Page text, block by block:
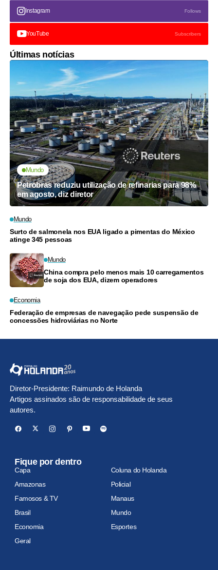
Instagram Follows
YouTube Subscribers
Últimas notícias
Mundo
Petrobras reduziu utilização de refinarias para 98%
em agosto, diz diretor
Mundo
Surto de salmonela nos EUA ligado a pimentas do México
atinge 345 pessoas
Mundo
China compra pelo menos mais 10 carregamentos
de soja dos EUA, dizem operadores
Economia
Federação de empresas de navegação pede suspensão de
concessões hidroviárias no Norte
Diretor-Presidente: Raimundo de Holanda
Artigos assinados são de responsabilidade de seus
autores.
Fique por dentro
Capa
Coluna do Holanda
Amazonas
Policial
Famosos & TV
Manaus
Brasil
Mundo
Economia
Esportes
Geral